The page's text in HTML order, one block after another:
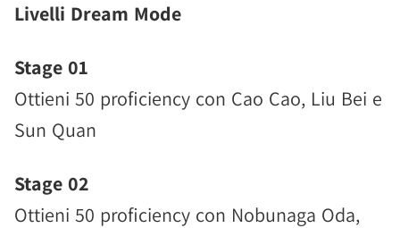
Livelli Dream Mode
Stage 01
Ottieni 50 proficiency con Cao Cao, Liu Bei e
Sun Quan
Stage 02
Ottieni 50 proficiency con Nobunaga Oda,